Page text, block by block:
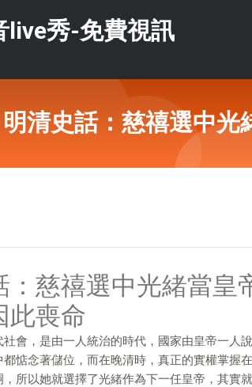
live秀-免費視訊
明清史話：慈禧選中
：慈禧選中光緒當皇
此喪命
會，是由一人統治的時代，國家由皇帝一人
惦念著儲位，而在晚清時，真正的實權掌握
所以她就選擇了光緒作為下一任皇帝，其實